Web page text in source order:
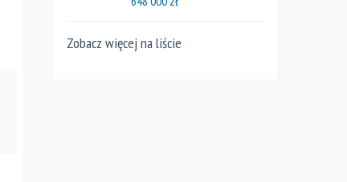
Zobacz więcej na liście